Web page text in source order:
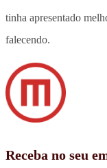
tinha apresentado
falecendo.
Receba no seu